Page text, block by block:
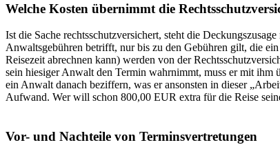
Welche Kosten übernimmt die
Ist die Sache rechtsschutzversichert, steht die
Anwaltsgebühren betrifft, nur bis zu den Gebühren gilt, die
Reisezeit abrechnen kann) werden von der
sein hiesiger Anwalt den Termin wahrnimmt, muss er mit
ein Anwalt danach beziffern, was er ansonsten in dieser
Aufwand. Wer will schon 800,00 EUR extra für die Reise
Vor- und Nachteile von Terminsvertretungen